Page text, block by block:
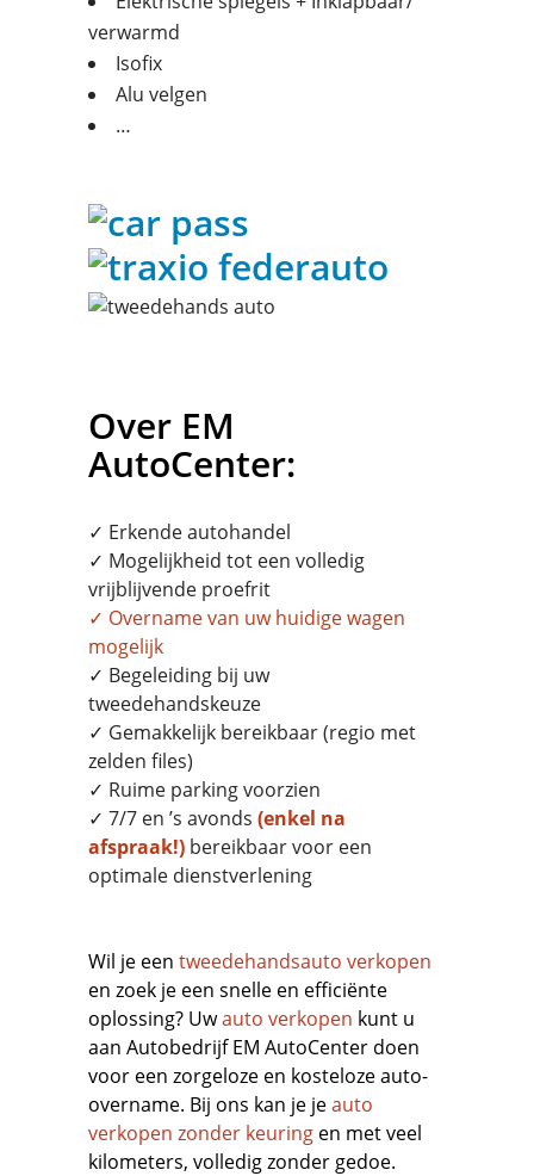
verwarmd
Isofix
Alu velgen
…
Over EM
AutoCenter:
✓ Erkende autohandel
✓ Mogelijkheid tot een volledig
vrijblijvende proefrit
✓ Overnamevan uw huidige wagen
mogelijk
✓ Begeleiding bij uw
tweedehandskeuze
✓ Gemakkelijk bereikbaar (regio met
zelden files)
✓ Ruime parking voorzien
✓ 7/7 en ’s avonds (enkel na
afspraak!) bereikbaar voor een
optimale dienstverlening
Wil je een tweedehandsauto verkopen
en zoek je een snelle en efficiënte
oplossing? Uwauto verkopen kunt u
aan Autobedrijf EM AutoCenter doen
voor een zorgeloze en kosteloze auto-
overname. Bij ons kan je jeauto
verkopen zonder keuring en met veel
kilometers, volledig zonder gedoe.